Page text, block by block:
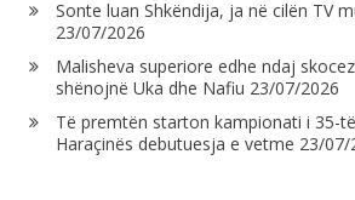
Sonte luan Shkëndija, ja në cilën TV
23/07/2026
Malisheva superiore edhe ndaj
shënojnë Uka dhe Nafiu 23/07/2026
Të premtën starton kampionati i 35-
Haraçinës debutuesja e vetme 23/07/